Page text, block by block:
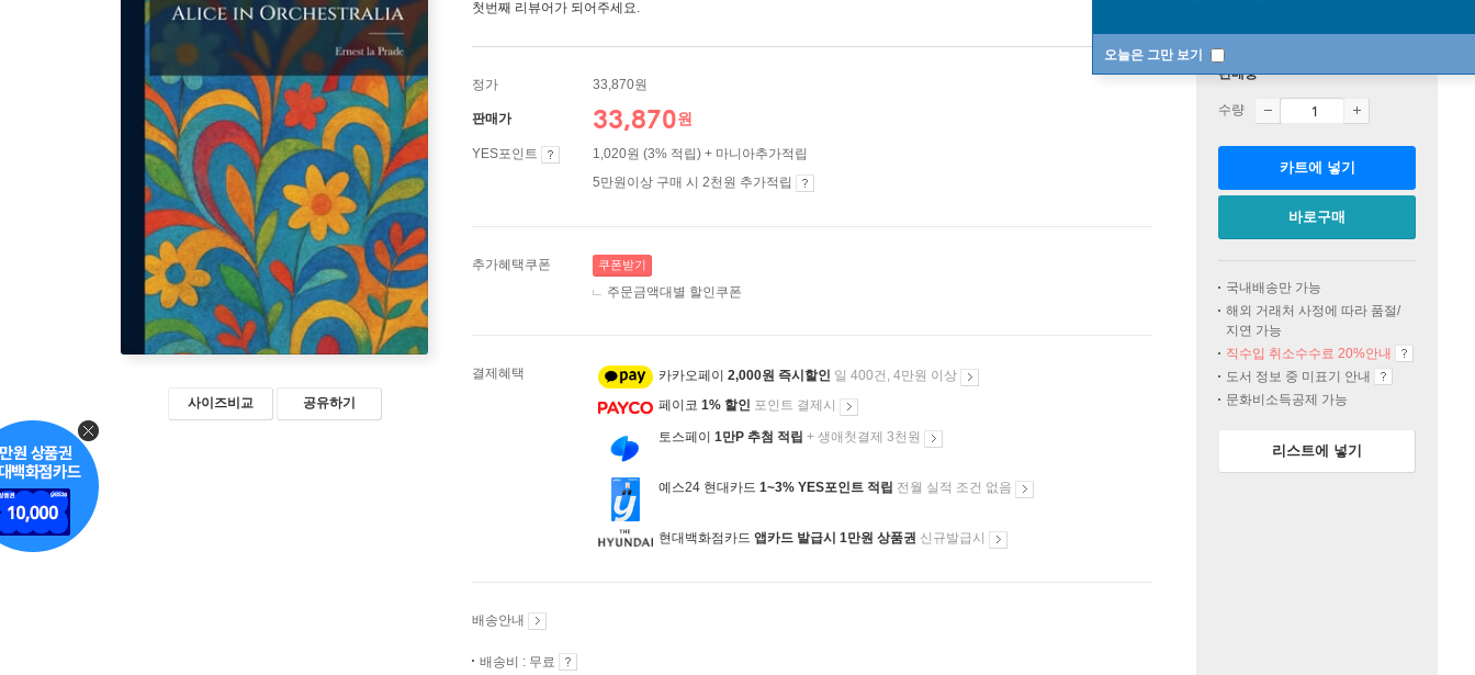
오늘은 그만 보기
사이즈비교 공유하기
첫번째 리뷰어가 되어주세요.
정가 33,870원
판매가 33,870원
YES포인트
1,020원 (3% 적립) + 마니아추가적립
5만원이상 구매 시 2천원 추가적립
추가혜택쿠폰 쿠폰받기
주문금액대별 할인쿠폰
결제혜택 카카오페이 2,000원 즉시할인 일 400건, 4만원 이상
페이코 1% 할인 포인트 결제시
토스페이 1만P 추첨 적립 + 생애첫결제 3천원
예스24 현대카드 1~3% YES포인트 적립 전월 실적 조건 없음
현대백화점카드 앱카드 발급시 1만원 상품권 신규발급시
배송안내
배송비 : 무료
판매중
수량
카트에 넣기
바로구매
국내배송만 가능
해외 거래처 사정에 따라 품절/
지연 가능
직수입 취소수수료 20%안내
도서 정보 중 미표기 안내
문화비소득공제 가능
리스트에 넣기